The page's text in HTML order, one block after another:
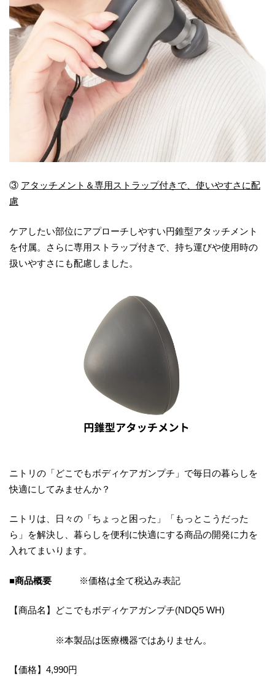
③ アタッチメント＆専用ストラップ付きで、使いやすさに配
慮
ケアしたい部位にアプローチしやすい円錐型アタッチメント
を付属。さらに専用ストラップ付きで、持ち運びや使用時の
扱いやすさにも配慮しました。
ニトリの「どこでもボディケアガンプチ」で毎日の暮らしを
快適にしてみませんか？
ニトリは、日々の「ちょっと困った」「もっとこうだった
ら」を解決し、暮らしを便利に快適にする商品の開発に力を
入れてまいります。
■商品概要 ※価格は全て税込み表記
【商品名】どこでもボディケアガンプチ(NDQ5 WH)
※本製品は医療機器ではありません。
【価格】4,990円